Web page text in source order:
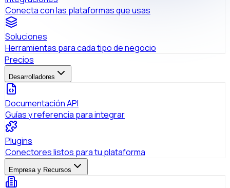
Conecta con las plataformas que usas
Soluciones
Herramientas para cada tipo de negocio
Precios
Desarrolladores
Documentación API
Guías y referencia para integrar
Plugins
Conectores listos para tu plataforma
Empresa y Recursos